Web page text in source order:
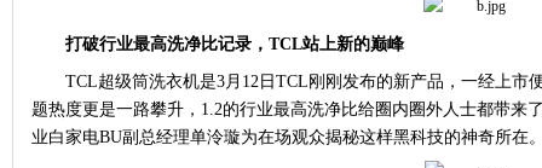
打破行业最高洗净比记录，TCL站上新的巅峰
TCL超级筒洗衣机是3月 12 日 TCL 刚刚发布的新产品，一经上市
题热度更是一路攀升， 1.2的行业最高洗净比给圈内圈外人士都带来
业白家电BU副总经理单泠璇为在场观众揭秘这样黑科技的神奇所在